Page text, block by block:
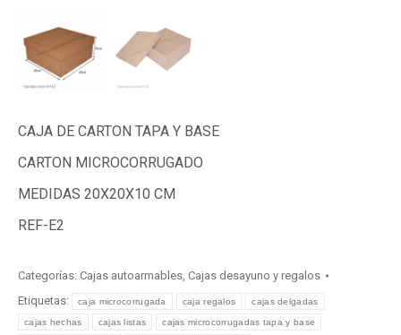
CAJA DE CARTON TAPA Y BASE
CARTON MICROCORRUGADO
MEDIDAS 20X20X10 CM
REF-E2
Categorías: Cajas autoarmables Cajas desayuno y regalos
Etiquetas:
caja microcorrugada caja regalos cajas delgadas
cajas hechas cajas listas cajas microcorrugadas tapa y base